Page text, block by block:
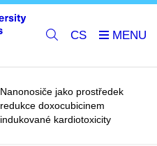
CS
Nanonosiče jako prostředek
redukce doxocubicinem
indukované kardiotoxicity